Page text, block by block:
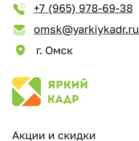
+7 (965) 978-69-38
omsk@yarkiykadr.ru
г. Омск
Акции и скидки